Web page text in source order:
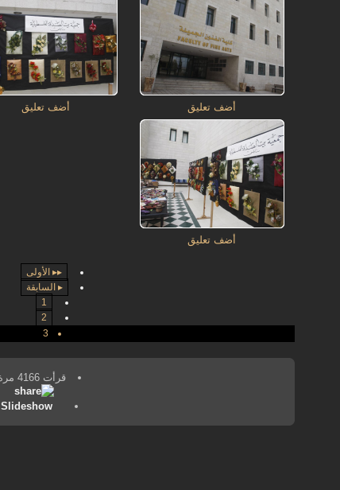
أضف تعليق أضف تعليق
أضف تعليق
▸▸ الأولى
▸ السابقة
1
2
3
قرأت 4166 مرة
Slideshow